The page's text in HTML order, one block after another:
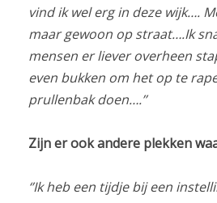
vind ik wel erg in deze wijk….
maar gewoon op straat….Ik
mensen er liever overheen
even bukken om het op te
prullenbak doen….’’
Zijn er ook andere plekken
‘’Ik heb een tijdje bij een